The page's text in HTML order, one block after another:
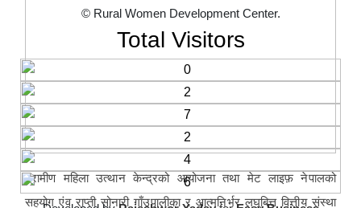
ग्रामीण महिला उत्थान केन्द्रको आयोजना तथा मेट लाइफ़ नेपालको
सहयोग एंव राप्ती सोनारी गाँउपालीका र आत्मनिर्भर लघुबित्त वित्तीय संस्था
© Rural Women Development Center.
Total Visitors